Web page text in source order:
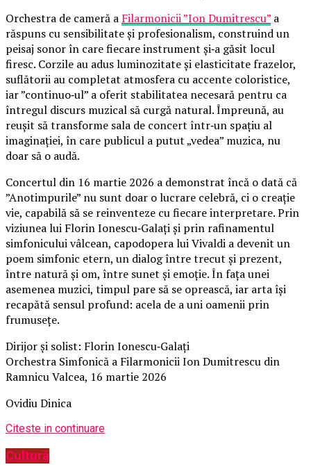
Orchestra de cameră a Filarmonicii ”Ion Dumitrescu” a
răspuns cu sensibilitate și profesionalism, construind un
peisaj sonor în care fiecare instrument și‑a găsit locul
firesc. Corzile au adus luminozitate și elasticitate frazelor,
suflătorii au completat atmosfera cu accente coloristice,
iar ”continuo‑ul” a oferit stabilitatea necesară pentru ca
întregul discurs muzical să curgă natural. Împreună, au
reușit să transforme sala de concert într‑un spațiu al
imaginației, în care publicul a putut „vedea” muzica, nu
doar să o audă.
Concertul din 16 martie 2026 a demonstrat încă o dată că
”Anotimpurile” nu sunt doar o lucrare celebră, ci o creație
vie, capabilă să se reinventeze cu fiecare interpretare. Prin
viziunea lui Florin Ionescu‑Galați și prin rafinamentul
simfonicului vâlcean, capodopera lui Vivaldi a devenit un
poem simfonic etern, un dialog între trecut și prezent,
între natură și om, între sunet și emoție. În fața unei
asemenea muzici, timpul pare să se oprească, iar arta își
recapătă sensul profund: acela de a uni oamenii prin
frumusețe.
Dirijor și solist: Florin Ionescu‑Galați
Orchestra Simfonică a Filarmonicii Ion Dumitrescu din
Ramnicu Valcea, 16 martie 2026
Ovidiu Dinica
Citeste in continuare
Cultură